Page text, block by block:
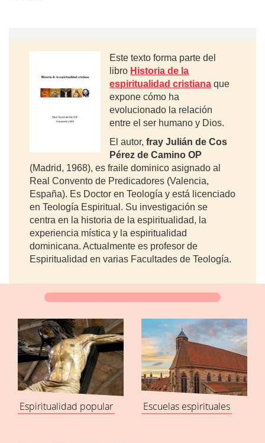
Este texto forma parte del
libro Historia de la
espiritualidad cristiana que
expone cómo ha
evolucionado la relación
entre el ser humano y Dios.
El autor, fray Julián de Cos
Pérez de Camino OP
(Madrid, 1968), es fraile dominico asignado al
Real Convento de Predicadores (Valencia,
España). Es Doctor en Teología y está licenciado
en Teología Espiritual. Su investigación se
centra en la historia de la espiritualidad, la
experiencia mística y la espiritualidad
dominicana. Actualmente es profesor de
Espiritualidad en varias Facultades de Teología.
Espiritualidad popular Escuelas espirituales